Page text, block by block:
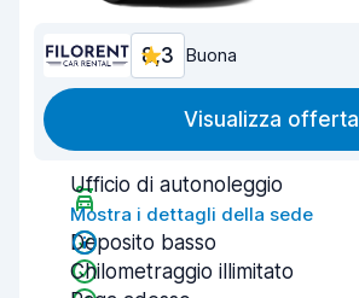
8,3 Buona
Visualizza offerta
Ufficio di autonoleggio
Mostra i dettagli della sede
Deposito basso
Chilometraggio illimitato